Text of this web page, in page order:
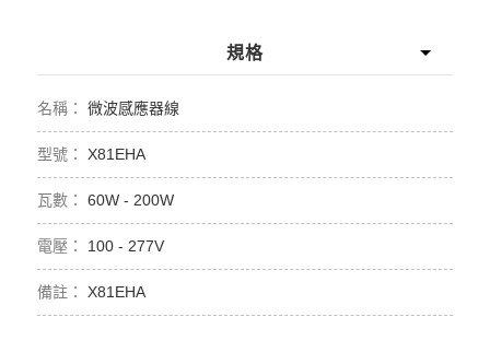
規格
微波感應器線
X81EHA
60W - 200W
100 - 277V
X81EHA